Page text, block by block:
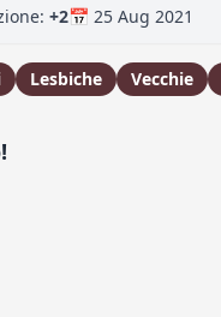
+2📅 25 Aug 2021
Lesbiche Vecchie